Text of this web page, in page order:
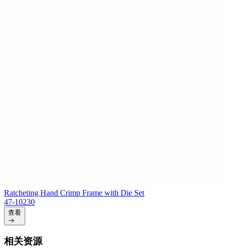
Ratcheting Hand Crimp Frame with Die Set
47-10230
查看
相关资源